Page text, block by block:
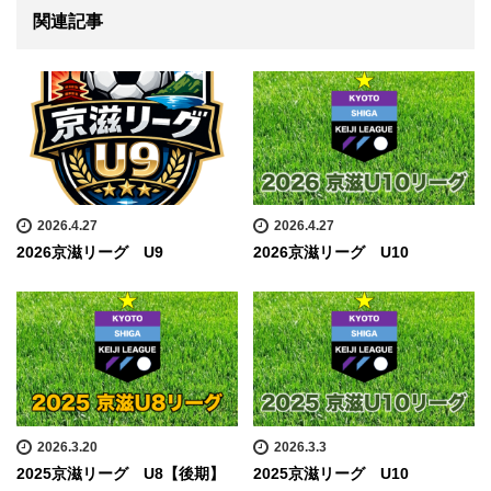
関連記事
2026.4.27
2026京滋リーグ U9
2026.4.27
2026京滋リーグ U10
2026.3.20
2025京滋リーグ U8【後期】
2026.3.3
2025京滋リーグ U10